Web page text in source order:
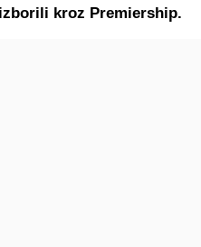
kroz Premiership.